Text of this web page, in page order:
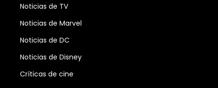
Noticias de TV
Noticias de Marvel
Noticias de DC
Noticias de Disney
Críticas de cine